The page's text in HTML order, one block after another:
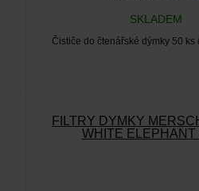
SKLADEM
Čističe do čtenářské dýmky 50 ks
FILTRY DÝMKY
WHITE ELEPHANT